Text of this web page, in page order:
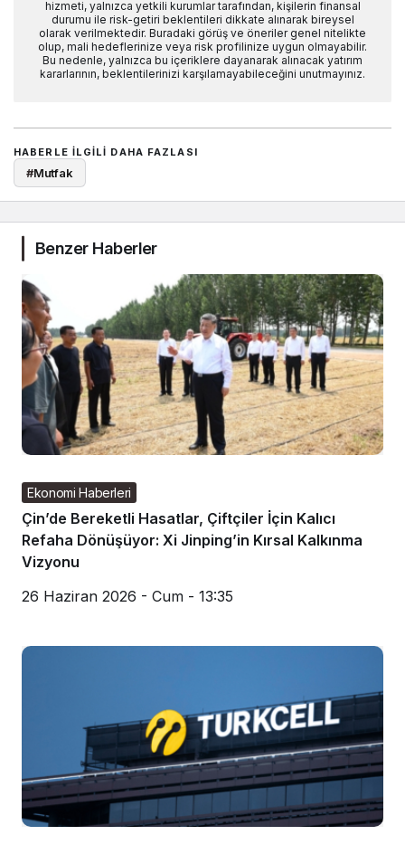
hizmeti, yalnızca yetkili kurumlar tarafından, kişilerin finansal
durumu ile risk-getiri beklentileri dikkate alınarak bireysel
olarak verilmektedir. Buradaki görüş ve öneriler genel nitelikte
olup, mali hedeflerinize veya risk profilinize uygun olmayabilir.
Bu nedenle, yalnızca bu içeriklere dayanarak alınacak yatırım
kararlarının, beklentilerinizi karşılamayabileceğini unutmayınız.
HABERLE ILGILI DAHA FAZLASI
#Mutfak
Benzer Haberler
Ekonomi Haberleri
Çin’de Bereketli Hasatlar, Çiftçiler İçin Kalıcı
Refaha Dönüşüyor: Xi Jinping’in Kırsal Kalkınma
Vizyonu
26 Haziran 2026 - Cum - 13:35